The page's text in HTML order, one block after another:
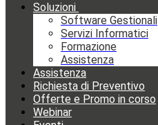
Soluzioni
Software Gestionali
Servizi Informatici
Formazione
Assistenza
Assistenza
Richiesta di Preventivo
Offerte e Promo in corso
Webinar